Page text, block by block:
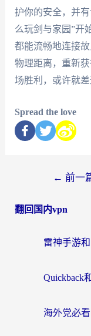
护你的安全，并
么玩剑与家园”开
都能流畅地连接
物理距离，重新
场胜利，或许就差
Spread the love
← 前一
翻回国内vpn